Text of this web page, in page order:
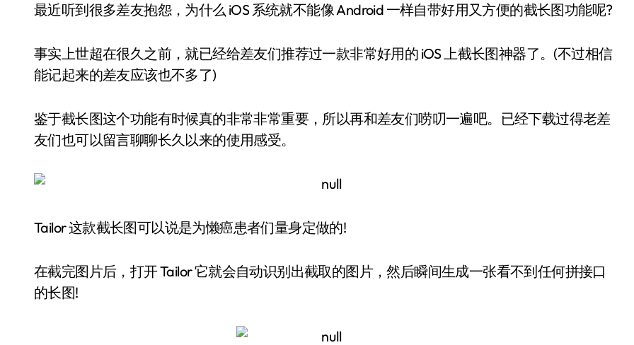
最近听到很多差友抱怨，为什么 iOS 系统就不能像 Android 一样自带好用又方便的截长图功能呢?
事实上世超在很久之前，就已经给差友们推荐过一款非常好用的 iOS 上截长图神器了。(不过相信
能记起来的差友应该也不多了)
鉴于截长图这个功能有时候真的非常非常重要，所以再和差友们唠叨一遍吧。已经下载过得老差
友们也可以留言聊聊长久以来的使用感受。
Tailor 这款截长图可以说是为懒癌患者们量身定做的!
在截完图片后，打开 Tailor 它就会自动识别出截取的图片，然后瞬间生成一张看不到任何拼接口
的长图!